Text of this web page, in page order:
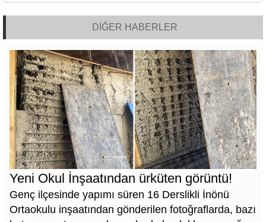
DİĞER HABERLER
Yeni Okul İnşaatından ürküten görüntü!
Genç ilçesinde yapımı süren 16 Derslikli İnönü
Ortaokulu inşaatından gönderilen fotoğraflarda, bazı